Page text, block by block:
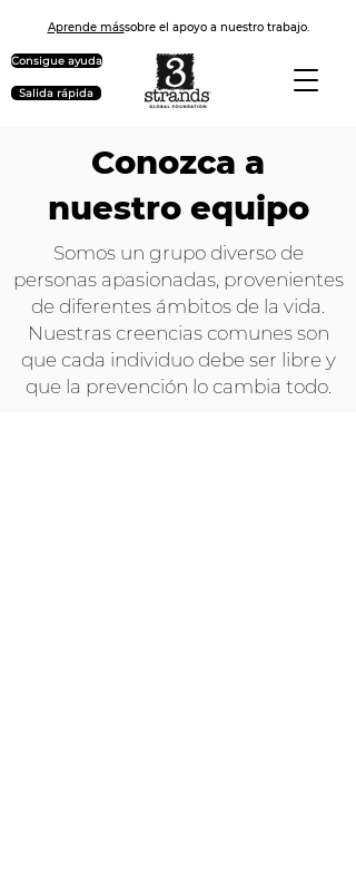
Aprende mássobre el apoyo a nuestro trabajo.
Consigue ayuda
Salida rápida
Conozca a
nuestro equipo
Somos un grupo diverso de
personas apasionadas, provenientes
de diferentes ámbitos de la vida.
Nuestras creencias comunes son
que cada individuo debe ser libre y
que la prevención lo cambia todo.